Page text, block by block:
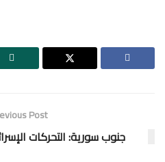
Post
جنوب سورية: التحركات